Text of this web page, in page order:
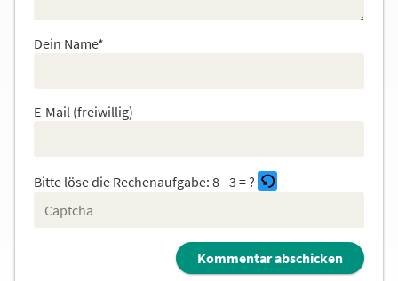
Dein Name*
E-Mail (freiwillig)
Bitte löse die Rechenaufgabe: 8 - 3 = ?